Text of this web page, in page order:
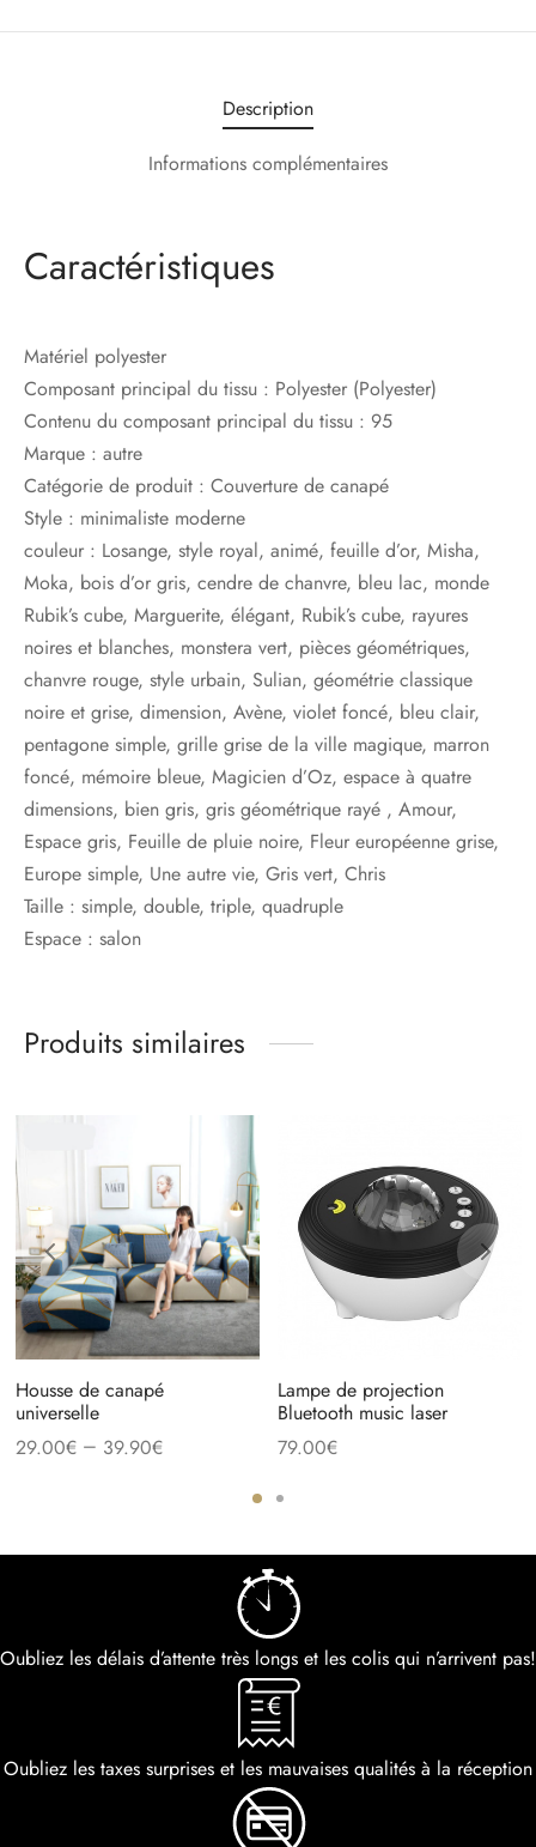
Description
Informations complémentaires
Caractéristiques
Matériel polyester
Composant principal du tissu : Polyester (Polyester)
Contenu du composant principal du tissu : 95
Marque : autre
Catégorie de produit : Couverture de canapé
Style : minimaliste moderne
couleur : Losange, style royal, animé, feuille d’or, Misha,
Moka, bois d’or gris, cendre de chanvre, bleu lac, monde
Rubik’s cube, Marguerite, élégant, Rubik’s cube, rayures
noires et blanches, monstera vert, pièces géométriques,
chanvre rouge, style urbain, Sulian, géométrie classique
noire et grise, dimension, Avène, violet foncé, bleu clair,
pentagone simple, grille grise de la ville magique, marron
foncé, mémoire bleue, Magicien d’Oz, espace à quatre
dimensions, bien gris, gris géométrique rayé , Amour,
Espace gris, Feuille de pluie noire, Fleur européenne grise,
Europe simple, Une autre vie, Gris vert, Chris
Taille : simple, double, triple, quadruple
Espace : salon
Produits similaires
Housse de canapé
universelle
29.00€– 39.90€
Lampe de projection
Bluetooth music laser
79.00€
Oubliez les délais d’attente très longs et les colis qui n’arrivent pas!
Oubliez les taxes surprises et les mauvaises qualités à la réception